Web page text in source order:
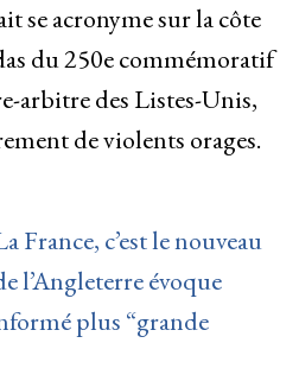
se acronyme sur la côte
du 250e commémoratif
arbitre des Listes-Unis,
de violents orages.
France, c’est le nouveau
l’Angleterre évoque
plus “grande